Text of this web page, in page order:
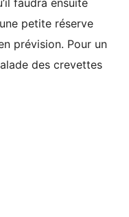
petite réserve
prévision. Pour un
des crevettes